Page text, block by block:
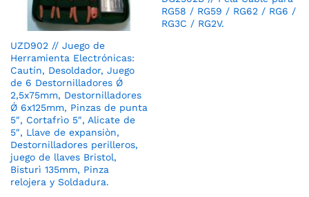
UZD902 // Juego de
Herramienta Electrónicas:
Cautín, Desoldador, Juego
de 6 Destornilladores Ǿ
2,5x75mm, Destornilladores
Ǿ 6x125mm, Pinzas de punta
5″, Cortafrìo 5″, Alicate de
5″, Llave de expansiòn,
Destornilladores perilleros,
juego de llaves Bristol,
Bisturì 135mm, Pinza
relojera y Soldadura.
RG58 / RG59 / RG62 / RG6 /
RG3C / RG2V.